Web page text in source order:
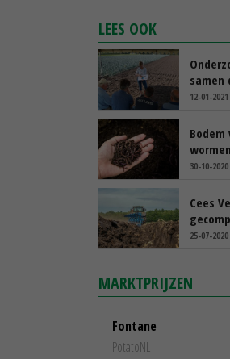
LEES OOK
samen
12-01-2021
wormen
30-10-2020
Cees
25-07-2020
MARKTPRIJZEN
Fontane
PotatoNL